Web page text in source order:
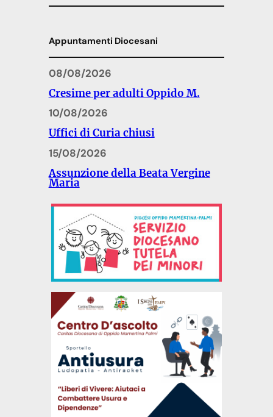
Appuntamenti Diocesani
08/08/2026
Cresime per adulti Oppido M.
10/08/2026
Uffici di Curia chiusi
15/08/2026
Assunzione della Beata Vergine
Maria